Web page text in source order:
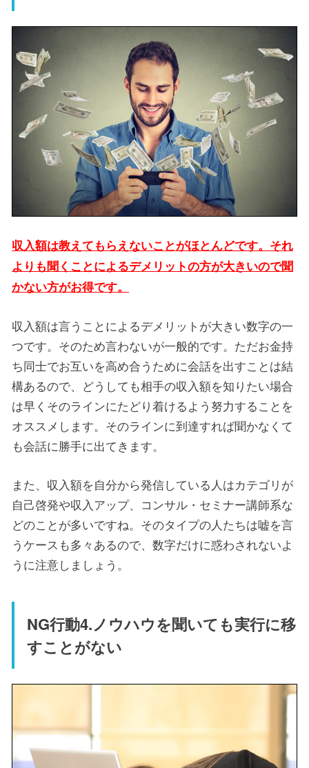
収入額は教えてもらえないことがほとんどです。それ
よりも聞くことによるデメリットの方が大きいので聞
かない方がお得です。
収入額は言うことによるデメリットが大きい数字の一
つです。そのため言わないが一般的です。ただお金持
ち同士でお互いを高め合うために会話を出すことは結
構あるので、どうしても相手の収入額を知りたい場合
は早くそのラインにたどり着けるよう努力することを
オススメします。そのラインに到達すれば聞かなくて
も会話に勝手に出てきます。
また、収入額を自分から発信している人はカテゴリが
自己啓発や収入アップ、コンサル・セミナー講師系な
どのことが多いですね。そのタイプの人たちは嘘を言
うケースも多々あるので、数字だけに惑わされないよ
うに注意しましょう。
NG行動4.ノウハウを聞いても実行に移
すことがない